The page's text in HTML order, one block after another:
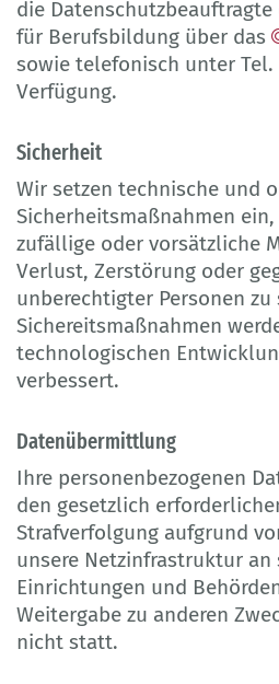
die
für Berufsbildung über das
sowie telefonisch unter Tel.
Verfügung.
Sicherheit
Wir setzen technische und
Sicherheitsmaßnahmen
zufällige oder vorsätzliche
Verlust, Zerstörung oder
unberechtigter Personen zu
Sichereitsmaßnahmen
technologischen
verbessert.
Datenübermittlung
Ihre personenbezogenen
den gesetzlich
Strafverfolgung aufgrund
unsere Netzinfrastruktur
Einrichtungen und
Weitergabe zu anderen
nicht statt.